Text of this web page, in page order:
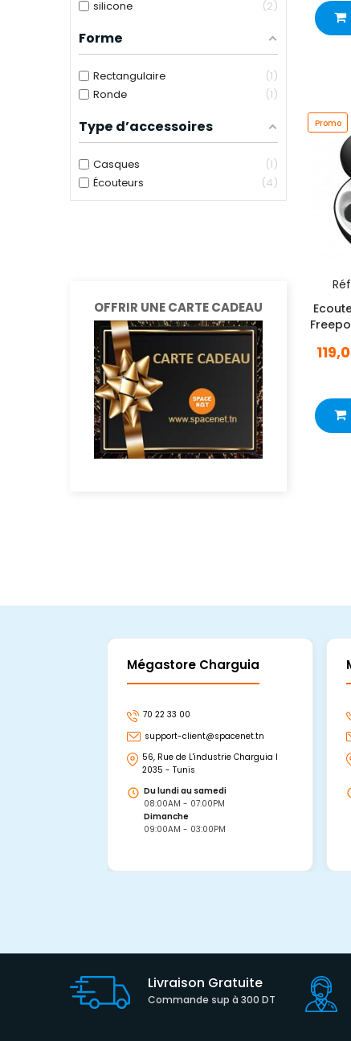
silicone 2
Forme
Rectangulaire
1
Ronde
1
Type d’accessoires
Casques
1
Écouteurs
4
OFFRIR UNE CARTE CADEAU
Promo
Mégastore Charguia
70 22 33 00
support-client@spacenet.tn
56, Rue de L'industrie Charguia I
2035 - Tunis
Du lundi au samedi
08:00AM - 07:00PM
Dimanche
09:00AM - 03:00PM
Livraison Gratuite
Commande sup à 300 DT